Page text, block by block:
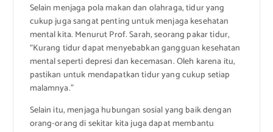
Selain menjaga pola makan dan olahraga, tidur yang
cukup juga sangat penting untuk menjaga kesehatan
mental kita. Menurut Prof. Sarah, seorang pakar tidur,
“Kurang tidur dapat menyebabkan gangguan kesehatan
mental seperti depresi dan kecemasan. Oleh karena itu,
pastikan untuk mendapatkan tidur yang cukup setiap
malamnya.”
Selain itu, menjaga hubungan sosial yang baik dengan
orang-orang di sekitar kita juga dapat membantu